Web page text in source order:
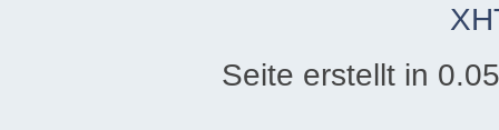
Seite erstellt in